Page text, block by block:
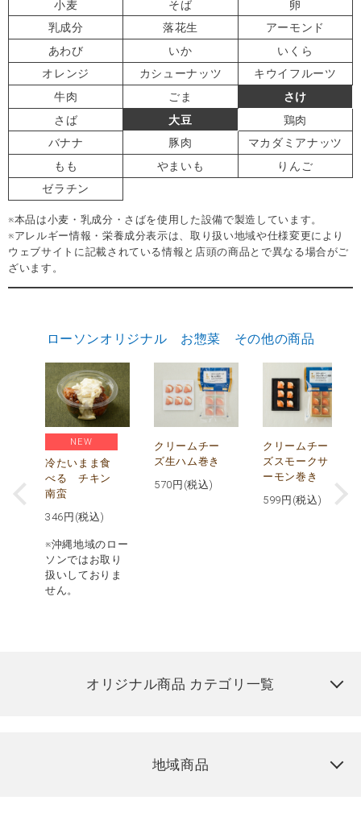
小麦
そば
卵
乳成分
落花生
アーモンド
あわび
いか
いくら
オレンジ
カシューナッツ
キウイフルーツ
牛肉
ごま
さけ
さば
大豆
鶏肉
バナナ
豚肉
マカダミアナッツ
もも
やまいも
りんご
ゼラチン
※本品は小麦・乳成分・さばを使用した設備で製造しています。
※アレルギー情報・栄養成分表示は、取り扱い地域や仕様変更により
ウェブサイトに記載されている情報と店頭の商品とで異なる場合がご
ざいます。
ローソンオリジナル お惣菜 その他の商品
NEW
冷たいまま食
べる チキン
南蛮
346 円(税込)
※沖縄地域のロー
ソンではお取り
扱いしておりま
せん。
クリームチー
ズ生ハム巻き
570 円(税込)
クリームチー
ズスモークサ
ーモン巻き
599 円(税込)
オリジナル商品 カテゴリ一覧
地域商品